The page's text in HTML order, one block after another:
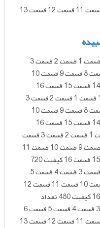
قسمت 7 قسمت 8 قسمت 9 قسمت 10 قسمت 11 قسمت 12 قسمت 13
کیفیت BLURAY تعداد قسمت‌ها: 16 قسمت 1 قسمت 2 قسمت 3
قسمت 4 قسمت 5 قسمت 6 قسمت 7 قسمت 8 قسمت 9 قسمت 10
قسمت 11 قسمت 12 قسمت 13 قسمت 14 قسمت 15 قسمت 16
کیفیت HQ_1080 تعداد قسمت‌ها: 16 قسمت 1 قسمت 2 قسمت 3
قسمت 4 قسمت 5 قسمت 6 قسمت 7 قسمت 8 قسمت 9 قسمت 10
قسمت 11 قسمت 12 قسمت 13 قسمت 14 قسمت 15 قسمت 16
کیفیت 1080 تعداد قسمت‌ها: 16 قسمت 1 قسمت 2 قسمت 3 قسمت
4 قسمت 5 قسمت 6 قسمت 7 قسمت 8 قسمت 9 قسمت 10 قسمت 11
قسمت 12 قسمت 13 قسمت 14 قسمت 15 قسمت 16 کیفیت 720
تعداد قسمت‌ها: 16 قسمت 1 قسمت 2 قسمت 3 قسمت 4 قسمت 5
قسمت 6 قسمت 7 قسمت 8 قسمت 9 قسمت 10 قسمت 11 قسمت 12
قسمت 13 قسمت 14 قسمت 15 قسمت 16 کیفیت 480 تعداد
قسمت‌ها: 16 قسمت 1 قسمت 2 قسمت 3 قسمت 4 قسمت 5 قسمت 6
قسمت 7 قسمت 8 قسمت 9 قسمت 10 قسمت 11 قسمت 12 قسمت 13